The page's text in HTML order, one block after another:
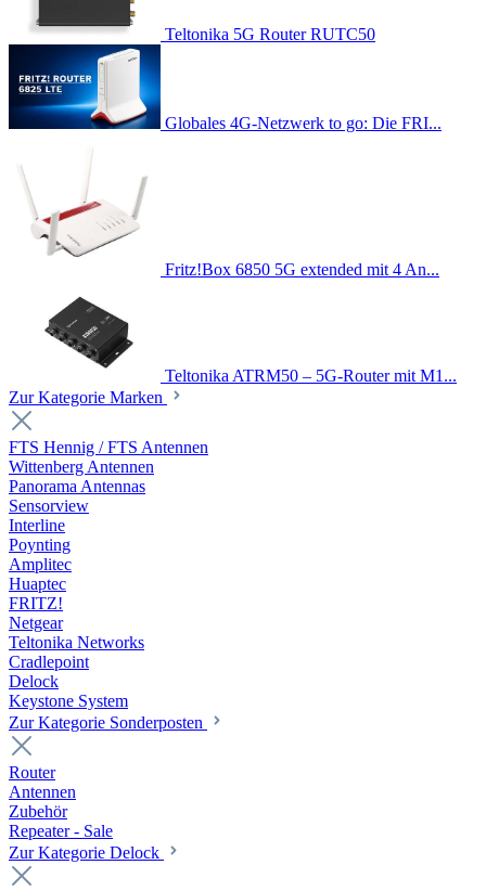
Teltonika 5G Router RUTC50
Globales 4G-Netzwerk to go: Die FRI...
Fritz!Box 6850 5G extended mit 4 An...
Teltonika ATRM50 – 5G-Router mit M1...
Zur Kategorie Marken
FTS Hennig / FTS Antennen
Wittenberg Antennen
Panorama Antennas
Sensorview
Interline
Poynting
Amplitec
Huaptec
FRITZ!
Netgear
Teltonika Networks
Cradlepoint
Delock
Keystone System
Zur Kategorie Sonderposten
Router
Antennen
Zubehör
Repeater - Sale
Zur Kategorie Delock